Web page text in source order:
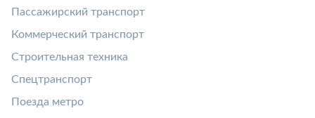
Пассажирский транспорт
Коммерческий транспорт
Строительная техника
Спецтранспорт
Поезда метро